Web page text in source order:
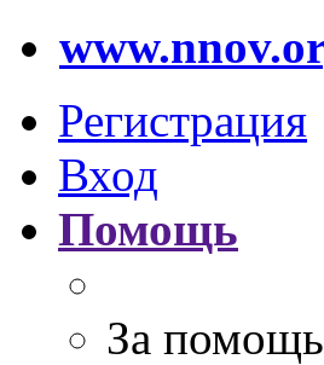
Регистрация
Вход
Помощь
За